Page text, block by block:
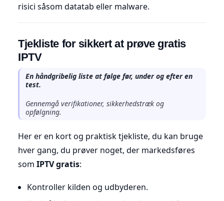
risici såsom datatab eller malware.
Tjekliste for sikkert at prøve gratis
IPTV
En håndgribelig liste at følge før, under og efter en
test.
Gennemgå verifikationer, sikkerhedstræk og
opfølgning.
Her er en kort og praktisk tjekliste, du kan bruge
hver gang, du prøver noget, der markedsføres
som IPTV gratis:
Kontroller kilden og udbyderen.